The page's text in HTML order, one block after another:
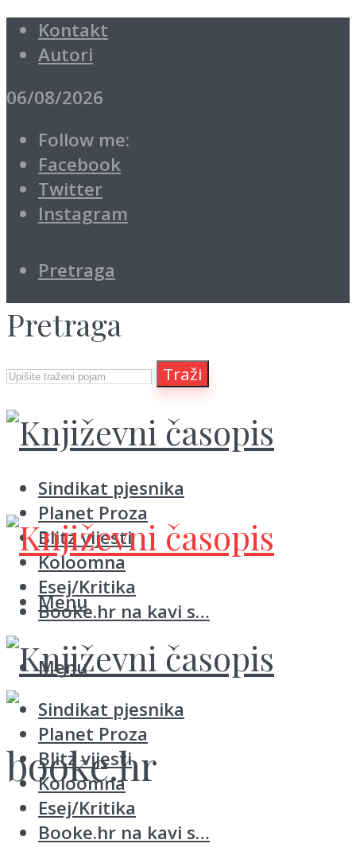
Kontakt
Autori
06/08/2026
Follow me:
Facebook
Twitter
Instagram
Pretraga
Pretraga
Traži
Sindikat pjesnika
Planet Proza
Blitz vijesti
Koloomna
Esej/Kritika
Booke.hr na kavi s…
Menu
Menu
Sindikat pjesnika
Planet Proza
Blitz vijesti
Koloomna
Esej/Kritika
Booke.hr na kavi s…
booke.hr